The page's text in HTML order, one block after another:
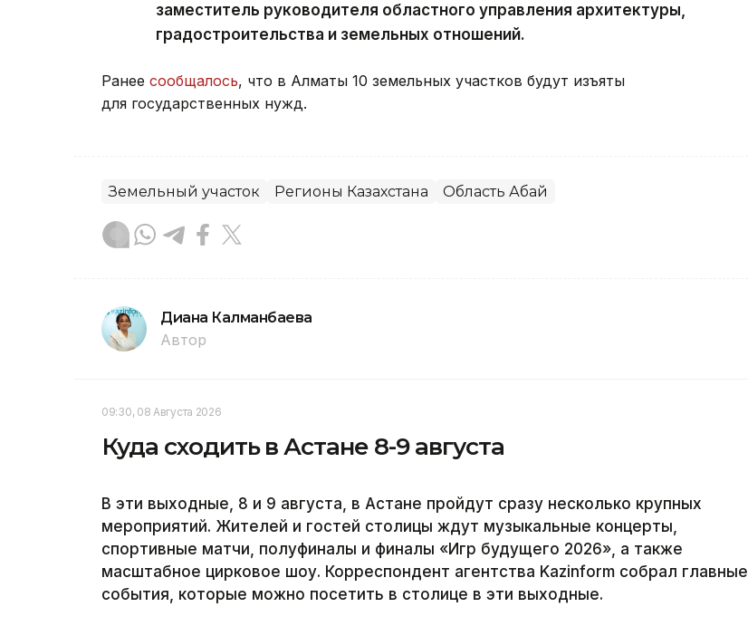
заместитель руководителя областного управления архитектуры,
градостроительства и земельных отношений.
Ранее сообщалось, что в Алматы 10 земельных участков будут изъяты
для государственных нужд.
Земельный участок Регионы Казахстана Область Абай
Диана Калманбаева
Автор
09:30, 08 Августа 2026
Куда сходить в Астане 8-9 августа
В эти выходные, 8 и 9 августа, в Астане пройдут сразу несколько крупных
мероприятий. Жителей и гостей столицы ждут музыкальные концерты,
спортивные матчи, полуфиналы и финалы «Игр будущего 2026», а также
масштабное цирковое шоу. Корреспондент агентства Kazinform собрал главные
события, которые можно посетить в столице в эти выходные.